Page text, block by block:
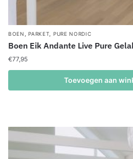
BOEN PARKET PURE NORDIC
Boen Eik Andante Live Pure
€77,95
Toevoegen aan